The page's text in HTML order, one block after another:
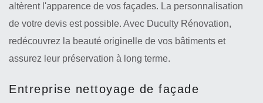
altèrent l'apparence de vos façades. La personnalisation
de votre devis est possible. Avec Duculty Rénovation,
redécouvrez la beauté originelle de vos bâtiments et
assurez leur préservation à long terme.
Entreprise nettoyage de façade